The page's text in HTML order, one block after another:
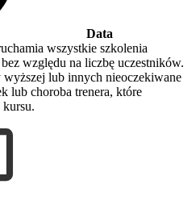
Data
wszystkie szkolenia
względu na liczbę uczestników.
wyższej lub innych nieoczekiwane
lub choroba trenera, które